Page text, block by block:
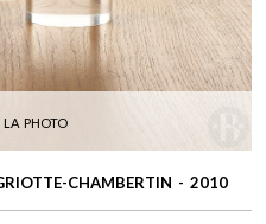
LA PHOTO
CHAMBERTIN - 2010